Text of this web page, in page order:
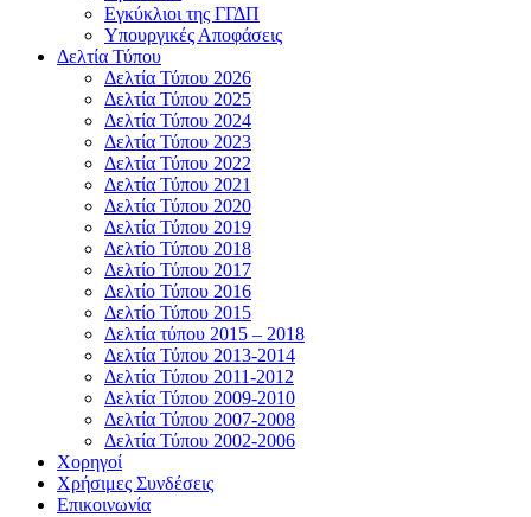
Εγκύκλιοι της ΓΓΔΠ
Υπουργικές Αποφάσεις
Δελτία Τύπου
Δελτία Τύπου 2026
Δελτία Τύπου 2025
Δελτία Τύπου 2024
Δελτία Τύπου 2023
Δελτία Τύπου 2022
Δελτία Τύπου 2021
Δελτία Τύπου 2020
Δελτία Τύπου 2019
Δελτίο Τύπου 2018
Δελτίο Τύπου 2017
Δελτίο Τύπου 2016
Δελτίο Τύπου 2015
Δελτία τύπου 2015 – 2018
Δελτία Τύπου 2013-2014
Δελτία Τύπου 2011-2012
Δελτία Τύπου 2009-2010
Δελτία Τύπου 2007-2008
Δελτία Τύπου 2002-2006
Χορηγοί
Χρήσιμες Συνδέσεις
Επικοινωνία